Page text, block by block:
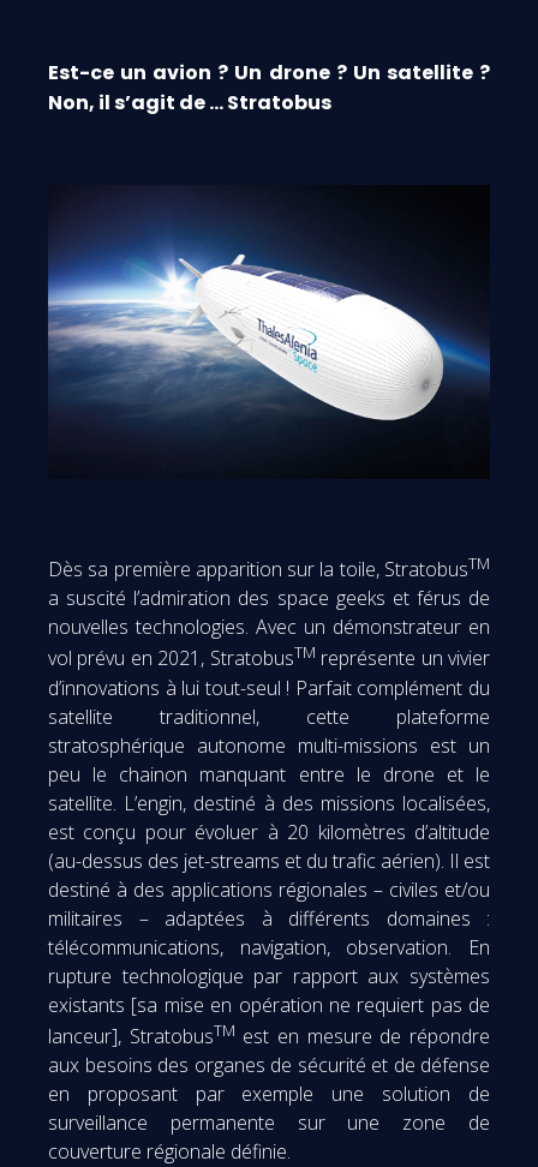
Est-ce un avion ? Un drone ? Un satellite ?
Non, il s’agit de … Stratobus
Dès sa première apparition sur la toile, StratobusTM
a suscité l’admiration des space geeks et férus de
nouvelles technologies. Avec un démonstrateur en
vol prévu en 2021, StratobusTM représente un vivier
d’innovations à lui tout-seul ! Parfait complément du
satellite traditionnel, cette plateforme
stratosphérique autonome multi-missions est un
peu le chainon manquant entre le drone et le
satellite. L’engin, destiné à des missions localisées,
est conçu pour évoluer à 20 kilomètres d’altitude
(au-dessus des jet-streams et du trafic aérien). Il est
destiné à des applications régionales – civiles et/ou
militaires – adaptées à différents domaines :
télécommunications, navigation, observation. En
rupture technologique par rapport aux systèmes
existants [sa mise en opération ne requiert pas de
lanceur], StratobusTM est en mesure de répondre
aux besoins des organes de sécurité et de défense
en proposant par exemple une solution de
surveillance permanente sur une zone de
couverture régionale définie.